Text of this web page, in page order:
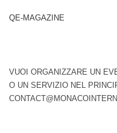
QE-MAGAZINE
VUOI ORGANIZZARE UN
O UN SERVIZIO NEL